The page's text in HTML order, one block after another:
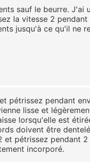
sauf le beurre. J'ai
la vitesse 2
jusqu'à ce qu'il ne
pétrissez pendant
lisse et
lorsqu'elle est
doivent être
et pétrissez pendant
incorporé.